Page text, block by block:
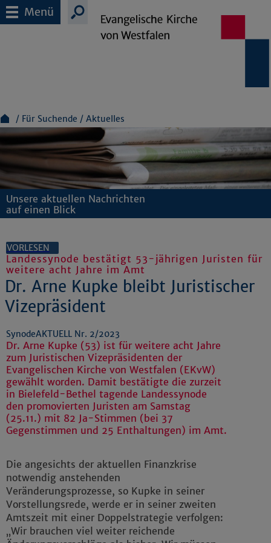
Menü
Für Suchende Aktuelles
Unsere aktuellen Nachrichten
auf einen Blick
VORLESEN
Landessynode bestätigt 53-jährigen Juristen für
weitere acht Jahre im Amt
Dr. Arne Kupke bleibt Juristischer
Vizepräsident
SynodeAKTUELL Nr. 2/2023
Dr. Arne Kupke (53) ist für weitere acht Jahre
zum Juristischen Vizepräsidenten der
Evangelischen Kirche von Westfalen (EKvW)
gewählt worden. Damit bestätigte die zurzeit
in Bielefeld-Bethel tagende Landessynode
den promovierten Juristen am Samstag
(25.11.) mit 82 Ja-Stimmen (bei 37
Gegenstimmen und 25 Enthaltungen) im Amt.
Die angesichts der aktuellen Finanzkrise
notwendig anstehenden
Veränderungsprozesse, so Kupke in seiner
Vorstellungsrede, werde er in seiner zweiten
Amtszeit mit einer Doppelstrategie verfolgen:
„Wir brauchen viel weiter reichende